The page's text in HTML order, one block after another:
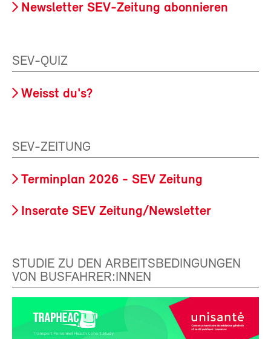
Newsletter SEV-Zeitung abonnieren
SEV-QUIZ
Weisst du's?
SEV-ZEITUNG
Terminplan 2026 - SEV Zeitung
Inserate SEV Zeitung/Newsletter
STUDIE ZU DEN ARBEITSBEDINGUNGEN
VON BUSFAHRER:INNEN